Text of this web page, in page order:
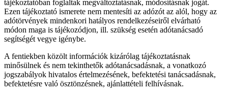
tájékoztatóban foglaltak megváltoztatásnak, módosításnak jogát.
Ezen tájékoztató ismerete nem mentesíti az adózót az alól, hogy az
adótörvények mindenkori hatályos rendelkezéseiről elvárható
módon maga is tájékozódjon, ill. szükség esetén adótanácsadó
segítségét vegye igénybe.
A fentiekben közölt információk kizárólag tájékoztatásnak
minősülnek és nem tekinthetők adótanácsadásnak, a vonatkozó
jogszabályok hivatalos értelmezésének, befektetési tanácsadásnak,
befektetésre való ösztönzésnek, ajánlattételi felhívásnak.